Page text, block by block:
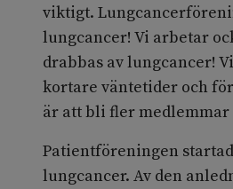
viktigt.
lungcancer! Vi arbetar
drabbas av lungcancer!
kortare väntetider och
är att bli fler
Patientföreningen
lungcancer. Av den